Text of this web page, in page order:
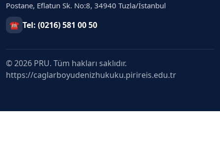
Postane, Eflatun Sk. No:8, 34940 Tuzla/İstanbul
☎ Tel: (0216) 581 00 50
© 2026 PRU. Tüm hakları saklıdır.
https://caglarboyudenizhukuku.pirireis.edu.tr